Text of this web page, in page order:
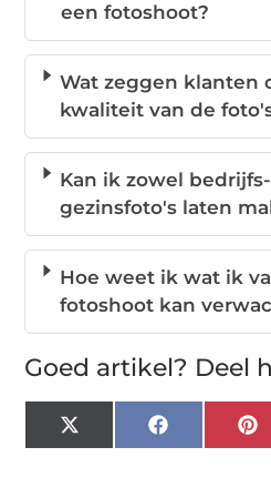
een fotoshoot?
Wat zeggen klanten
kwaliteit van de
Kan ik zowel
gezinsfoto's laten
Hoe weet ik wat ik
fotoshoot kan
Goed artikel? Deel
X
(Twitter)
Facebook